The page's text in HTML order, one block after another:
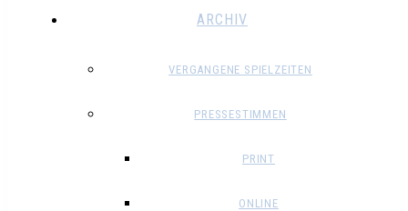
ARCHIV
VERGANGENE SPIELZEITEN
PRESSESTIMMEN
PRINT
ONLINE